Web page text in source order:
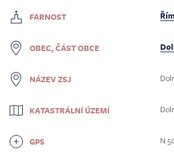
FARNOST
OBEC, ČÁST OBCE
NÁZEV ZSJ
KATASTRÁLNÍ ÚZEMÍ
GPS N